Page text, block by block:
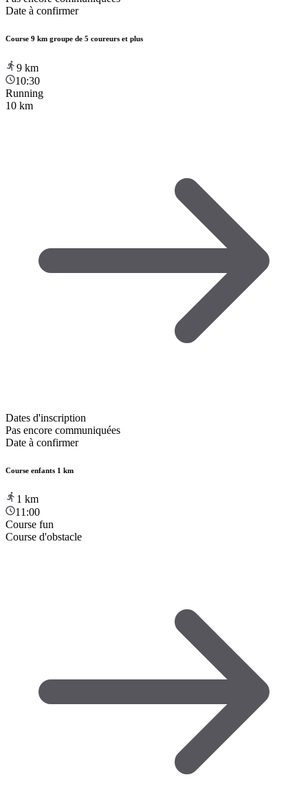
Date à confirmer
Course 9 km groupe de 5 coureurs et plus
9 km
10:30
Running
10 km
Dates d'inscription
Pas encore communiquées
Date à confirmer
Course enfants 1 km
1 km
11:00
Course fun
Course d'obstacle